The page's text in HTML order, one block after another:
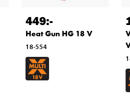
449:-
Heat Gun HG 18 V
18-554